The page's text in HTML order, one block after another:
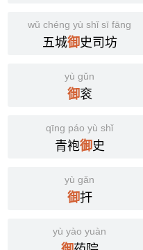
(12) 又如：御器(使用器具)
乘六马，御妇人以出正闺
(14) 抵挡 [resist]
无御之者。——唐· 柳宗元
不知御。——明· 刘基《卖
(15) 又如：御寒
(16) 违逆 [run counter to]
天下服而无御，四境 静
女官。《周禮·天官·女
內官不過九御。
姓。《正字通》周有御鞅
《類篇》偶舉切，馭上
魯邑名。《左傳·襄二
《註》御叔，魯御邑大夫
御龍，複姓。《史記·
孔甲賜之姓，曰御龍氏。
之。《箋》御，迎也。《
wǔ chéng yù shǐ sī fāng
五城御史司坊
yù gǔn
御衮
qīng páo yù shǐ
青袍御史
yù gǎn
御扞
yù yào yuàn